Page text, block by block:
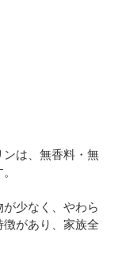
は、無香料・無
少なく、やわら
があり、家族全